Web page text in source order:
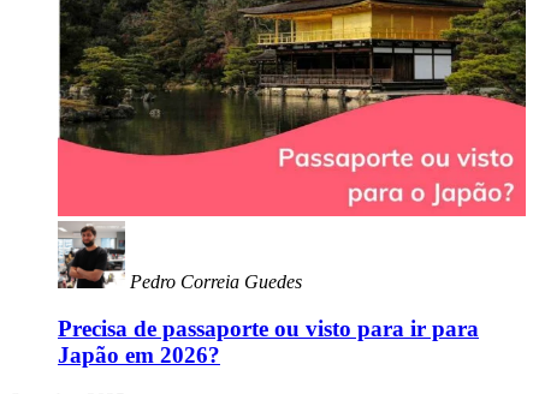
Pedro Correia Guedes
Precisa de passaporte ou visto para ir para
Japão em 2026?